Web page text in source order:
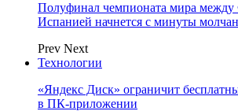
Полуфинал чемпионата мира
Испанией начнется с минуты
Prev Next
Технологии
«Яндекс Диск» ограничит
в ПК-приложении